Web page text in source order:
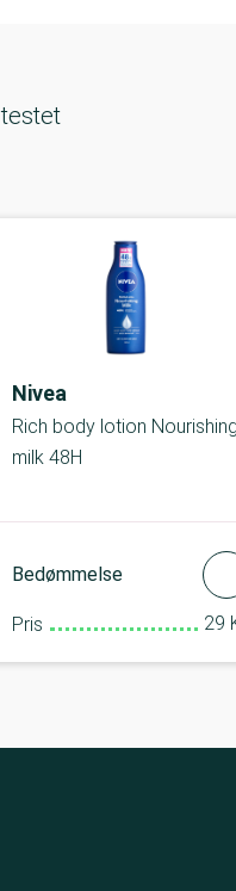
Nivea
Rich body lotion
milk 48H
Bedømmelse
Pris 29